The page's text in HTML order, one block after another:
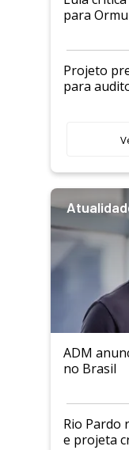
para
Projeto
para
ADM
no Brasil
Rio Pardo
e projeta